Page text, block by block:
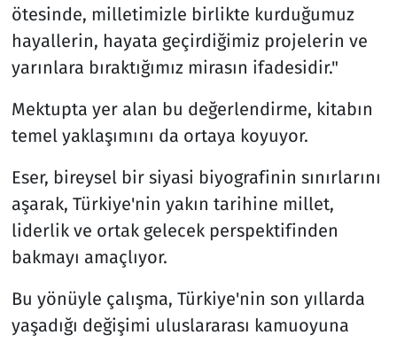
ötesinde, milletimizle birlikte kurduğumuz
hayallerin, hayata geçirdiğimiz projelerin ve
yarınlara bıraktığımız mirasın ifadesidir."
Mektupta yer alan bu değerlendirme, kitabın
temel yaklaşımını da ortaya koyuyor.
Eser, bireysel bir siyasi biyografinin sınırlarını
aşarak, Türkiye'nin yakın tarihine millet,
liderlik ve ortak gelecek perspektifinden
bakmayı amaçlıyor.
Bu yönüyle çalışma, Türkiye'nin son yıllarda
yaşadığı değişimi uluslararası kamuoyuna